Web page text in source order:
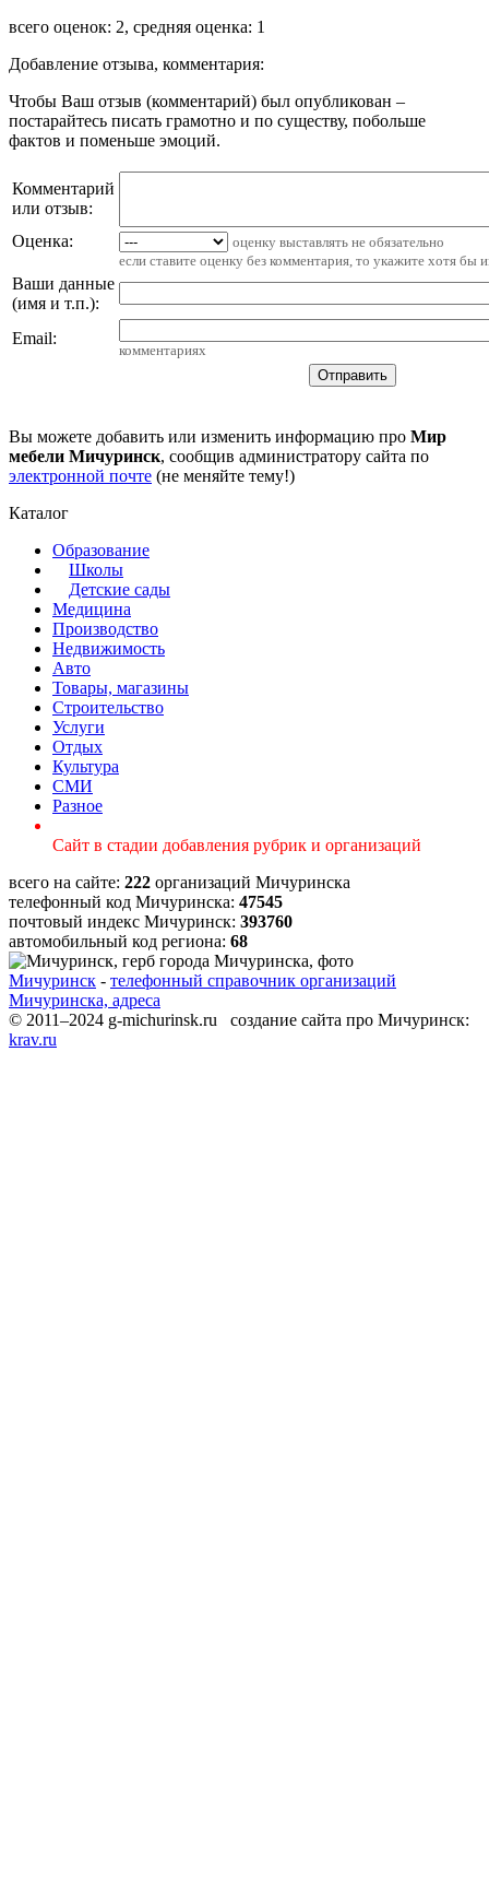
всего оценок: 2, средняя оценка: 1
Добавление отзыва, комментария:
Чтобы Ваш отзыв (комментарий) был опубликован –
постарайтесь писать грамотно и по существу, побольше
фактов и поменьше эмоций.
Комментарий
или отзыв:
Оценка:
оценку выставлять не обязательно
если ставите оценку без комментария, то укажите хотя бы
Ваши данные
(имя и т.п.):
Email:
комментариях
Вы можете добавить или изменить информацию про Мир
мебели Мичуринск, сообщив администратору сайта по
электронной почте (не меняйте тему!)
Каталог
Образование
Школы
Детские сады
Медицина
Производство
Недвижимость
Авто
Товары, магазины
Строительство
Услуги
Отдых
Культура
СМИ
Разное
Сайт в стадии добавления рубрик и организаций
всего на сайте: 222 организаций Мичуринска
телефонный код Мичуринска: 47545
почтовый индекс Мичуринск: 393760
автомобильный код региона: 68
Мичуринск - телефонный справочник организаций
Мичуринска, адреса
© 2011–2024 g-michurinsk.ru создание сайта про Мичуринск:
krav.ru